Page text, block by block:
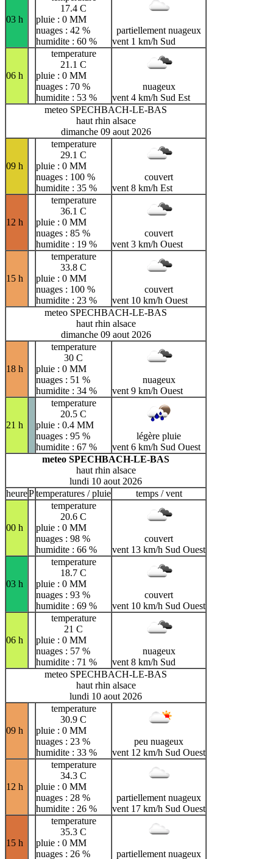
03 h
17.4 C
pluie : 0 MM
nuages : 42 %
humidite : 60 %
partiellement nuageux
vent 1 km/h Sud
06 h
temperature
21.1 C
pluie : 0 MM
nuages : 70 %
humidite : 53 %
nuageux
vent 4 km/h Sud Est
meteo SPECHBACH-LE-BAS
haut rhin alsace
dimanche 09 aout 2026
09 h
temperature
29.1 C
pluie : 0 MM
nuages : 100 %
humidite : 35 %
couvert
vent 8 km/h Est
12 h
temperature
36.1 C
pluie : 0 MM
nuages : 85 %
humidite : 19 %
couvert
vent 3 km/h Ouest
15 h
temperature
33.8 C
pluie : 0 MM
nuages : 100 %
humidite : 23 %
couvert
vent 10 km/h Ouest
meteo SPECHBACH-LE-BAS
haut rhin alsace
dimanche 09 aout 2026
18 h
temperature
30 C
pluie : 0 MM
nuages : 51 %
humidite : 34 %
nuageux
vent 9 km/h Ouest
21 h
temperature
20.5 C
pluie : 0.4 MM
nuages : 95 %
humidite : 67 %
légère pluie
vent 6 km/h Sud Ouest
meteo SPECHBACH-LE-BAS
haut rhin alsace
lundi 10 aout 2026
heurePtemperatures / pluie temps / vent
00 h
temperature
20.6 C
pluie : 0 MM
nuages : 98 %
humidite : 66 %
couvert
vent 13 km/h Sud Ouest
03 h
temperature
18.7 C
pluie : 0 MM
nuages : 93 %
humidite : 69 %
couvert
vent 10 km/h Sud Ouest
06 h
temperature
21 C
pluie : 0 MM
nuages : 57 %
humidite : 71 %
nuageux
vent 8 km/h Sud
meteo SPECHBACH-LE-BAS
haut rhin alsace
lundi 10 aout 2026
09 h
temperature
30.9 C
pluie : 0 MM
nuages : 23 %
humidite : 33 %
peu nuageux
vent 12 km/h Sud Ouest
12 h
temperature
34.3 C
pluie : 0 MM
nuages : 28 %
humidite : 26 %
partiellement nuageux
vent 17 km/h Sud Ouest
15 h
temperature
35.3 C
pluie : 0 MM
nuages : 26 %
partiellement nuageux